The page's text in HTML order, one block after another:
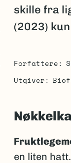
skille fra
(2023)
Forfattere
Utgiver
en liten